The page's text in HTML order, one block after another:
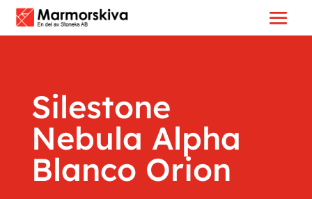
Silestone
Nebula Alpha
Blanco Orion